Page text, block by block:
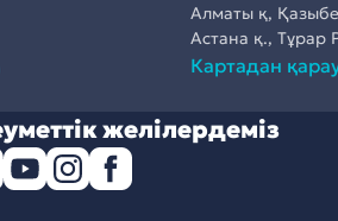
Алматы қ,
Астана қ., Тұрар
Картадан
желілердеміз